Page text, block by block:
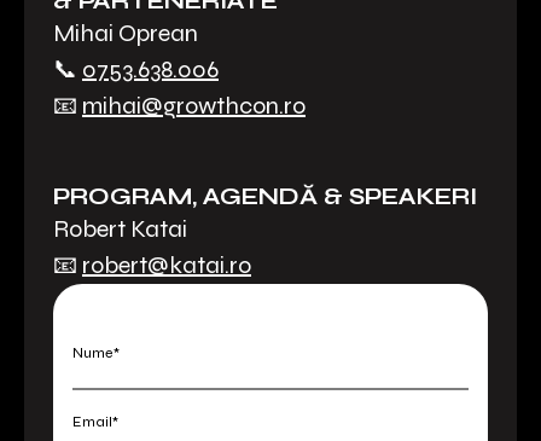
Mihai Oprean
📞 0753.638.006
📧 mihai@growthcon.ro
PROGRAM, AGENDĂ & SPEAKERI
Robert Katai
📧 robert@katai.ro
Nume*
Email*